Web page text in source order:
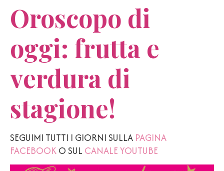
Oroscopo di
oggi: frutta e
verdura di
stagione!
SEGUIMI TUTTI I GIORNI SULLA PAGINA
FACEBOOKO SUL CANALE YOUTUBE